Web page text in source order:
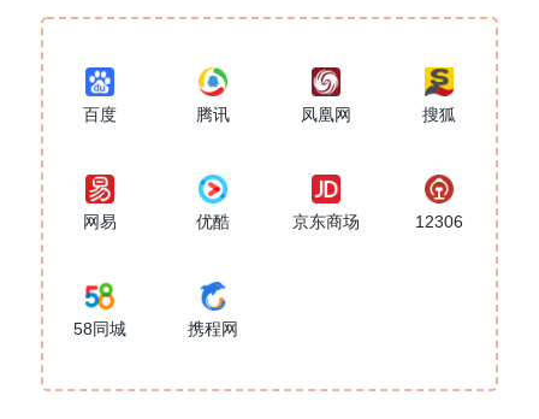
百度 腾讯 凤凰网 搜狐
网易 优酷 京东商场 12306
58同城 携程网